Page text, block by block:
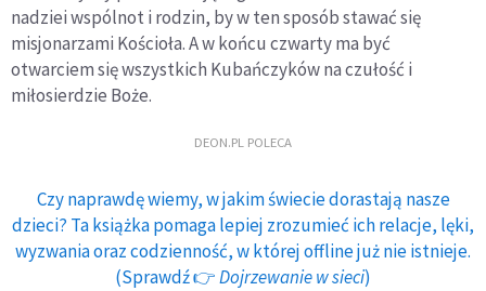
nadziei wspólnot i rodzin, by w ten sposób stawać się
misjonarzami Kościoła. A w końcu czwarty ma być
otwarciem się wszystkich Kubańczyków na czułość i
miłosierdzie Boże.
DEON.PL POLECA
Czy naprawdę wiemy, w jakim świecie dorastają nasze
dzieci? Ta książka pomaga lepiej zrozumieć ich relacje, lęki,
wyzwania oraz codzienność, w której offline już nie istnieje.
(Sprawdź 👉Dojrzewanie w sieci)